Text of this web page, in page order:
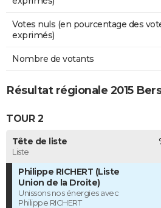
Votes nuls (en pourcentage des
exprimés)
Nombre de votants
Résultat régionale 2015
TOUR 2
Tête de liste
Liste
Philippe RICHERT (Liste
Union de la Droite)
Unissons nos énergies avec
Philippe RICHERT